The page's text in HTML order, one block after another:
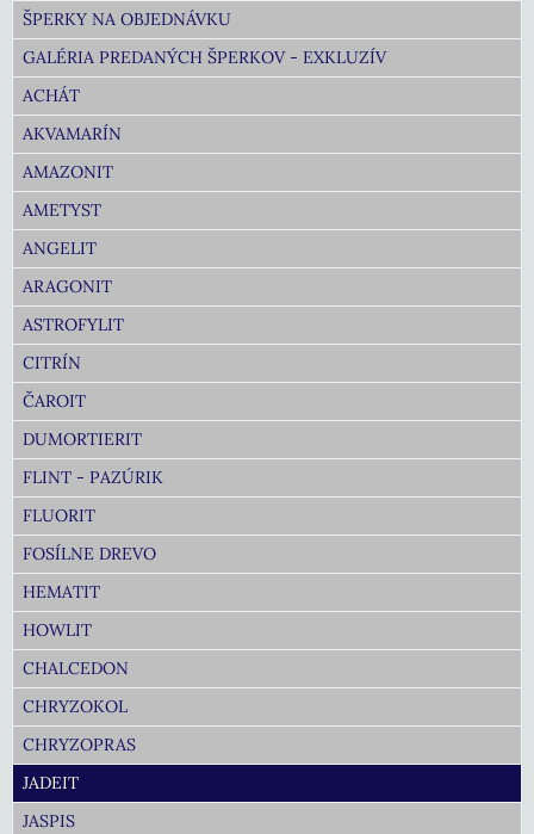
ŠPERKY NA OBJEDNÁVKU
GALÉRIA PREDANÝCH ŠPERKOV - EXKLUZÍV
ACHÁT
AKVAMARÍN
AMAZONIT
AMETYST
ANGELIT
ARAGONIT
ASTROFYLIT
CITRÍN
ČAROIT
DUMORTIERIT
FLINT - PAZÚRIK
FLUORIT
FOSÍLNE DREVO
HEMATIT
HOWLIT
CHALCEDON
CHRYZOKOL
CHRYZOPRAS
JADEIT
JASPIS